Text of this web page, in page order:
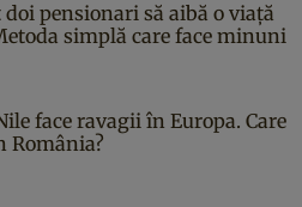
pensionari să aibă o viață
simplă care face minuni
face ravagii în Europa. Care
România?